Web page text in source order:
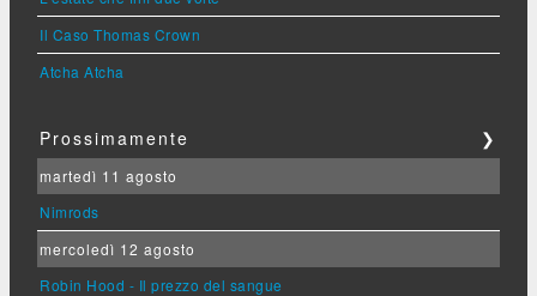
Il Caso Thomas Crown
Atcha Atcha
Prossimamente ❯
martedì 11 agosto
Nimrods
mercoledì 12 agosto
Robin Hood - Il prezzo del sangue